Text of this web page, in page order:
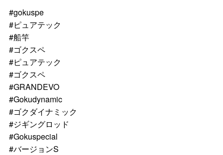
#gokuspe
#ピュアテック
#船竿
#ゴクスペ
#ピュアテック
#ゴクスペ
#GRANDEVO
#Gokudynamic
#ゴクダイナミック
#ジギングロッド
#Gokuspecial
#バージョンS